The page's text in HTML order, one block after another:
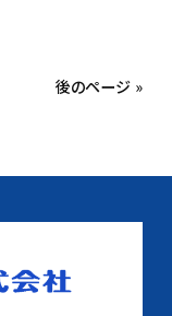
後のページ »